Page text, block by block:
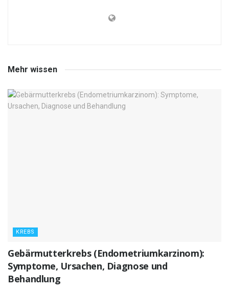
Mehr wissen
KREBS
Gebärmutterkrebs (Endometriumkarzinom):
Symptome, Ursachen, Diagnose und
Behandlung